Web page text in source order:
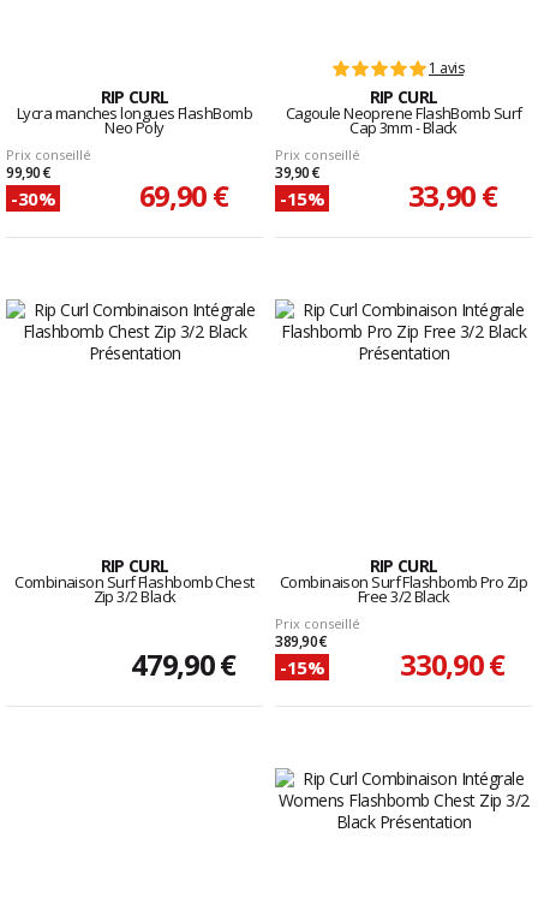
RIP CURL
Lycra manches longues FlashBomb
Neo Poly
Prix conseillé
99,90 €
-30% 69,90 €
1 avis
RIP CURL
Cagoule Neoprene FlashBomb Surf
Cap 3mm - Black
Prix conseillé
39,90 €
-15% 33,90 €
RIP CURL
Combinaison Surf Flashbomb Chest
Zip 3/2 Black
479,90 €
RIP CURL
Combinaison Surf Flashbomb Pro Zip
Free 3/2 Black
Prix conseillé
389,90 €
-15% 330,90 €